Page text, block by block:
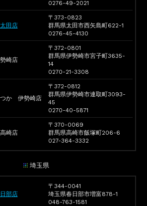
0276-49-2021
田店
〒373-0823
群馬県太田市西矢島町622-1
0276-45-4130
崎店
〒372-0801
群馬県伊勢崎市宮子町3635-
14
0270-21-3308
つか 伊勢崎店
〒372-0812
群馬県伊勢崎市連取町3093-
45
0270-40-5871
崎店
〒370-0069
群馬県高崎市飯塚町206-6
027-364-3332
埼玉県
部店
〒344-0041
埼玉県春日部市増富878-1
048-763-1581